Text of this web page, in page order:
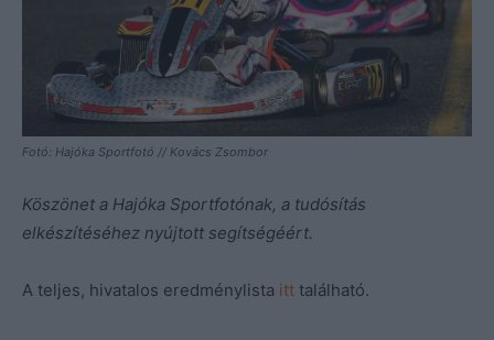
Fotó: Hajóka Sportfotó // Kovács Zsombor
Köszönet a Hajóka Sportfotónak, a tudósítás
elkészítéséhez nyújtott segítségéért.
A teljes, hivatalos eredménylista itt található.